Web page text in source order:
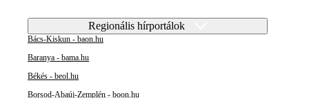
Regionális hírportálok
Bács-Kiskun - baon.hu
Baranya - bama.hu
Békés - beol.hu
Borsod-Abaúj-Zemplén - boon.hu